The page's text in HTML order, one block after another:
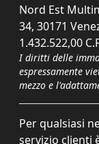
Nord Est
34, 30171
1.432.522,00
I diritti delle
espressamente
mezzo e
Per qualsiasi
servizio clienti